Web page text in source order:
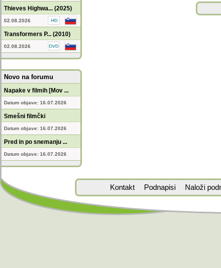
Thieves Highwa... (2025)
02.08.2026
Transformers P... (2010)
02.08.2026
Novo na forumu
Napake v filmih [Mov ...
Datum objave: 16.07.2026
Smešni filmčki
Datum objave: 16.07.2026
Pred in po snemanju ...
Datum objave: 16.07.2026
Kontakt Podnapisi Naloži